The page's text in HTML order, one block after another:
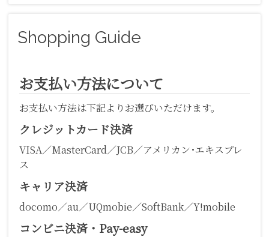
Shopping Guide
お支払い方法について
お支払い方法は下記よりお選びいただけます。
クレジットカード決済
VISA／MasterCard／JCB／アメリカン･エキスプレ
ス
キャリア決済
docomo／au／UQmobie／SoftBank／Y!mobile
コンビニ決済・Pay-easy